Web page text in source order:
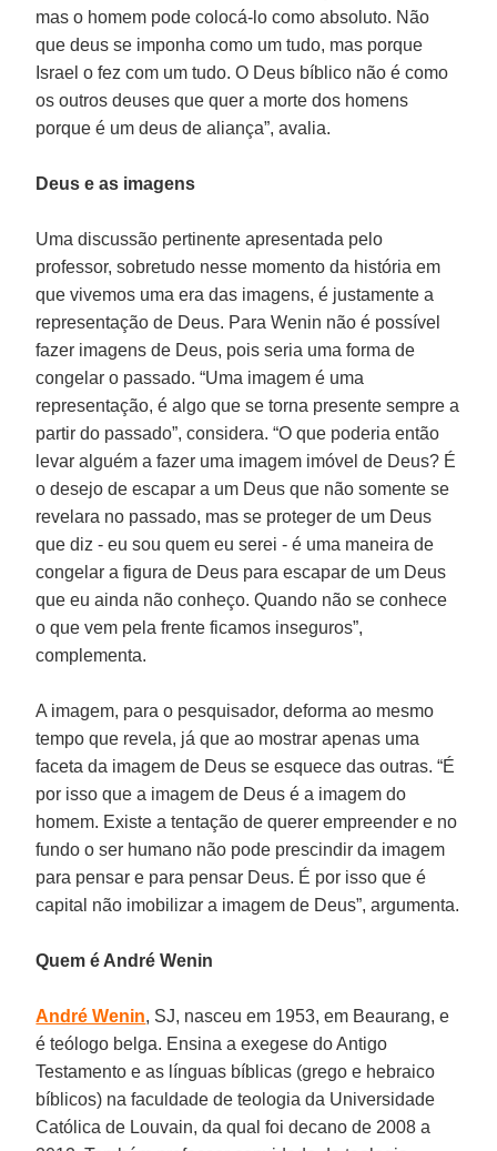
mas o homem pode colocá-lo como absoluto. Não
que deus se imponha como um tudo, mas porque
Israel o fez com um tudo. O Deus bíblico não é como
os outros deuses que quer a morte dos homens
porque é um deus de aliança”, avalia.
Deus e as imagens
Uma discussão pertinente apresentada pelo
professor, sobretudo nesse momento da história em
que vivemos uma era das imagens, é justamente a
representação de Deus. Para Wenin não é possível
fazer imagens de Deus, pois seria uma forma de
congelar o passado. “Uma imagem é uma
representação, é algo que se torna presente sempre a
partir do passado”, considera. “O que poderia então
levar alguém a fazer uma imagem imóvel de Deus? É
o desejo de escapar a um Deus que não somente se
revelara no passado, mas se proteger de um Deus
que diz - eu sou quem eu serei - é uma maneira de
congelar a figura de Deus para escapar de um Deus
que eu ainda não conheço. Quando não se conhece
o que vem pela frente ficamos inseguros”,
complementa.
A imagem, para o pesquisador, deforma ao mesmo
tempo que revela, já que ao mostrar apenas uma
faceta da imagem de Deus se esquece das outras. “É
por isso que a imagem de Deus é a imagem do
homem. Existe a tentação de querer empreender e no
fundo o ser humano não pode prescindir da imagem
para pensar e para pensar Deus. É por isso que é
capital não imobilizar a imagem de Deus”, argumenta.
Quem é André Wenin
André Wenin, SJ, nasceu em 1953, em Beaurang, e
é teólogo belga. Ensina a exegese do Antigo
Testamento e as línguas bíblicas (grego e hebraico
bíblicos) na faculdade de teologia da Universidade
Católica de Louvain, da qual foi decano de 2008 a